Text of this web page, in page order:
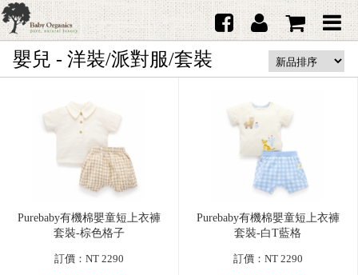
首頁
日本品牌育兒配件
韓國Merebe寶寶配件
女生
男生
嬰兒 - 洋裝/派對服/套裝
Purebaby有機棉嬰童短上衣褲
套裝-棕色格子
訂價：NT 2290
Purebaby有機棉嬰童短上衣褲
套裝-白T藍格
訂價：NT 2290